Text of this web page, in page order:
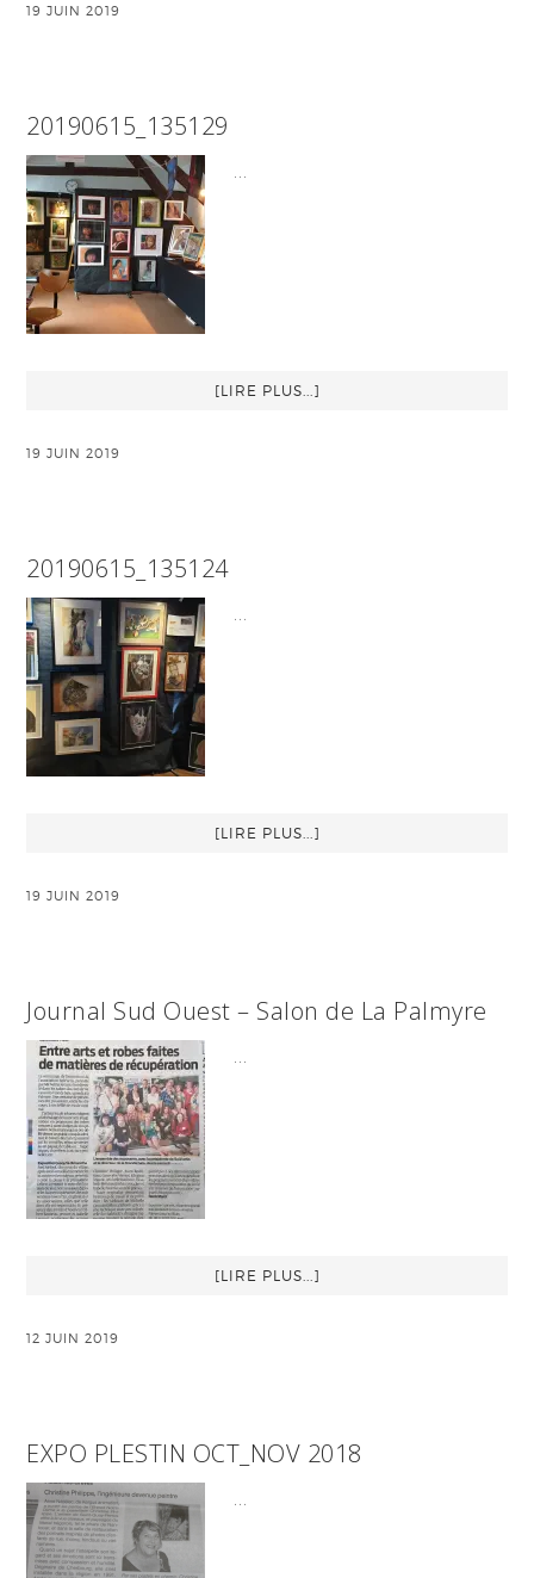
19 JUIN 2019
20190615_135129
…
[LIRE PLUS...]
19 JUIN 2019
20190615_135124
…
[LIRE PLUS...]
19 JUIN 2019
Journal Sud Ouest – Salon de La Palmyre
…
[LIRE PLUS...]
12 JUIN 2019
EXPO PLESTIN OCT_NOV 2018
…